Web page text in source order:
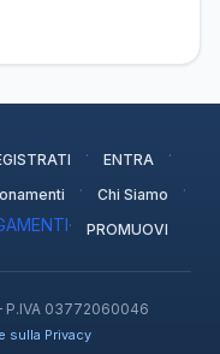
· ENTRA ·
· Chi Siamo ·
· PROMUOVI
03772060046
sulla Privacy